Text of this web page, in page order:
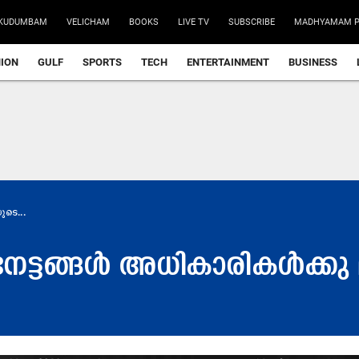
VELICHAM BOOKS LIVE TV SUBSCRIBE MADHYAMAM
GULF SPORTS TECH ENTERTAINMENT BUSINESS